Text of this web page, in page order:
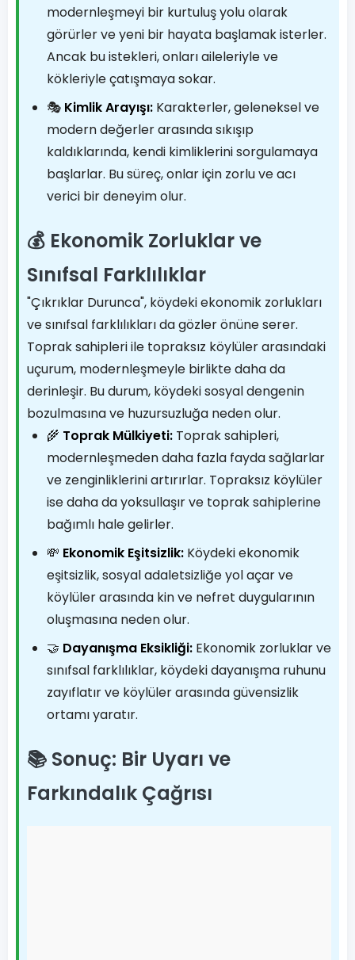
modernleşmeyi bir kurtuluş yolu olarak
görürler ve yeni bir hayata başlamak isterler.
Ancak bu istekleri, onları aileleriyle ve
kökleriyle çatışmaya sokar.
🎭 Kimlik Arayışı: Karakterler, geleneksel ve
modern değerler arasında sıkışıp
kaldıklarında, kendi kimliklerini sorgulamaya
başlarlar. Bu süreç, onlar için zorlu ve acı
verici bir deneyim olur.
💰 Ekonomik Zorluklar ve
Sınıfsal Farklılıklar
"Çıkrıklar Durunca", köydeki ekonomik zorlukları
ve sınıfsal farklılıkları da gözler önüne serer.
Toprak sahipleri ile topraksız köylüler arasındaki
uçurum, modernleşmeyle birlikte daha da
derinleşir. Bu durum, köydeki sosyal dengenin
bozulmasına ve huzursuzluğa neden olur.
🌾 Toprak Mülkiyeti: Toprak sahipleri,
modernleşmeden daha fazla fayda sağlarlar
ve zenginliklerini artırırlar. Topraksız köylüler
ise daha da yoksullaşır ve toprak sahiplerine
bağımlı hale gelirler.
💸 Ekonomik Eşitsizlik: Köydeki ekonomik
eşitsizlik, sosyal adaletsizliğe yol açar ve
köylüler arasında kin ve nefret duygularının
oluşmasına neden olur.
🤝 Dayanışma Eksikliği: Ekonomik zorluklar ve
sınıfsal farklılıklar, köydeki dayanışma ruhunu
zayıflatır ve köylüler arasında güvensizlik
ortamı yaratır.
📚 Sonuç: Bir Uyarı ve
Farkındalık Çağrısı